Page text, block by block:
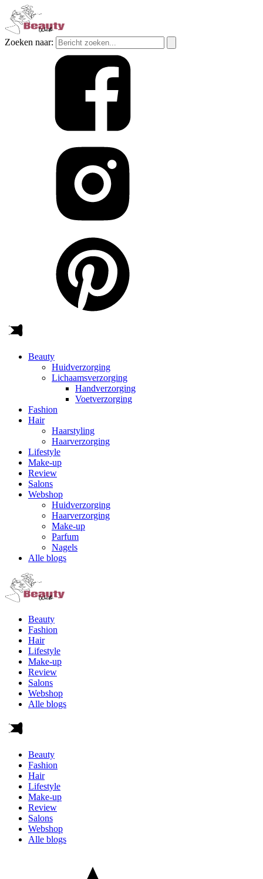
Zoeken naar:
Beauty
Huidverzorging
Lichaamsverzorging
Handverzorging
Voetverzorging
Fashion
Hair
Haarstyling
Haarverzorging
Lifestyle
Make-up
Review
Salons
Webshop
Huidverzorging
Haarverzorging
Make-up
Parfum
Nagels
Alle blogs
Beauty
Fashion
Hair
Lifestyle
Make-up
Review
Salons
Webshop
Alle blogs
Beauty
Fashion
Hair
Lifestyle
Make-up
Review
Salons
Webshop
Alle blogs